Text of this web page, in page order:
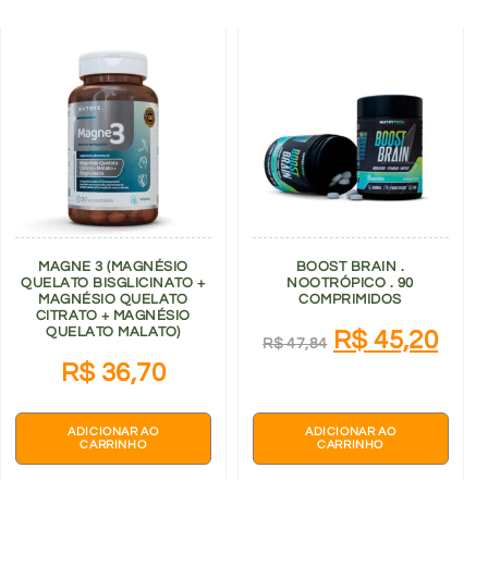
MAGNE 3 (MAGNÉSIO
QUELATO BISGLICINATO +
MAGNÉSIO QUELATO
CITRATO + MAGNÉSIO
QUELATO MALATO)
R$36,70
ADICIONAR AO
CARRINHO
BOOST BRAIN .
NOOTRÓPICO . 90
COMPRIMIDOS
R$47,84 R$45,20
ADICIONAR AO
CARRINHO